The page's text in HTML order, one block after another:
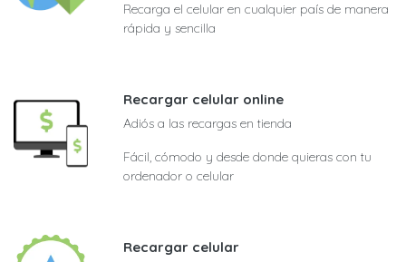
Recarga el celular en cualquier país de manera
rápida y sencilla
Recargar celular online
Adiós a las recargas en tienda
Fácil, cómodo y desde donde quieras con tu
ordenador o celular
Recargar celular